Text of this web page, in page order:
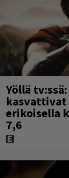
Yöllä
kasvattivat
erikoisella
7,6